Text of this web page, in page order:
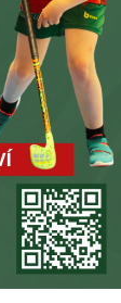
úspěchy v
Jakub
v
být součástí
podívat
na první